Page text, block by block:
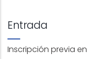
Entrada
Inscripción previa en